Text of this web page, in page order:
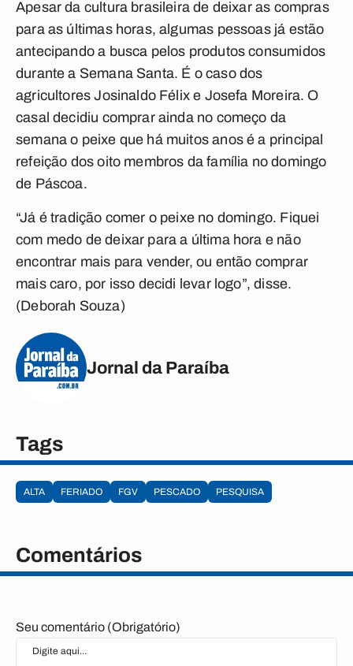
Apesar da cultura brasileira de deixar as compras
para as últimas horas, algumas pessoas já estão
antecipando a busca pelos produtos consumidos
durante a Semana Santa. É o caso dos
agricultores Josinaldo Félix e Josefa Moreira. O
casal decidiu comprar ainda no começo da
semana o peixe que há muitos anos é a principal
refeição dos oito membros da família no domingo
de Páscoa.
“Já é tradição comer o peixe no domingo. Fiquei
com medo de deixar para a última hora e não
encontrar mais para vender, ou então comprar
mais caro, por isso decidi levar logo”, disse.
(Deborah Souza)
Jornal da Paraíba
Tags
ALTA FERIADO FGV PESCADO PESQUISA
Comentários
Seu comentário (Obrigatório)